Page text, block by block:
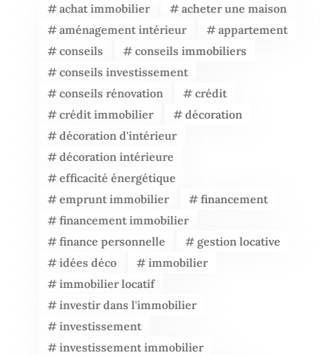
achat immobilier
acheter une maison
aménagement intérieur
appartement
conseils
conseils immobiliers
conseils investissement
conseils rénovation
crédit
crédit immobilier
décoration
décoration d'intérieur
décoration intérieure
efficacité énergétique
emprunt immobilier
financement
financement immobilier
finance personnelle
gestion locative
idées déco
immobilier
immobilier locatif
investir dans l'immobilier
investissement
investissement immobilier